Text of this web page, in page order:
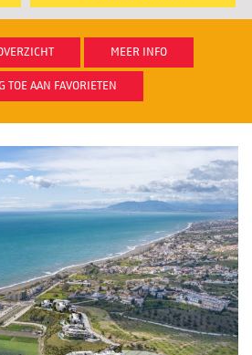
MEER INFO
TOE AAN FAVORIETEN